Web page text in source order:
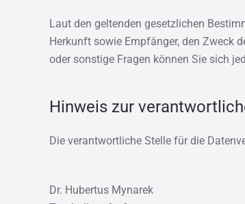
Laut den geltenden gesetzlichen
Herkunft sowie Empfänger, den Zweck
oder sonstige Fragen können Sie sich
Hinweis zur
Die verantwortliche Stelle für die
Dr. Hubertus Mynarek